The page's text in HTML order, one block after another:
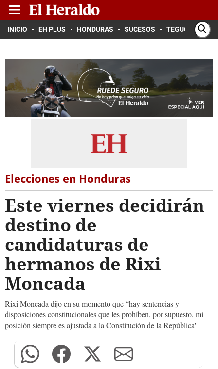
INICIO EH PLUS HONDURAS SUCESOS TEGUCIGALPA
Elecciones en Honduras
Este viernes decidirán
destino de
candidaturas de
hermanos de Rixi
Moncada
Rixi Moncada dijo en su momento que “hay sentencias y
disposiciones constitucionales que les prohíben, por supuesto, mi
posición siempre es ajustada a la Constitución de la República'